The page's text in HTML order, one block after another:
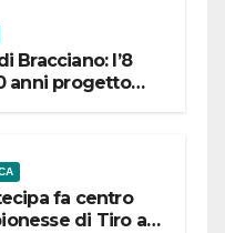
Bracciano: l’8
anni progetto
fa centro
di Tiro a